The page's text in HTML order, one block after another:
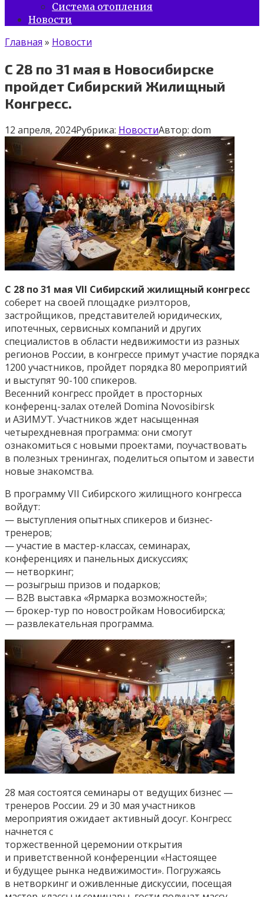
Система отопления
Новости
Главная » Новости
С 28 по 31 мая в Новосибирске
пройдет Сибирский Жилищный
Конгресс.
12 апреля, 2024Рубрика: НовостиАвтор: dom
С 28 по 31 мая VII Сибирский жилищный конгресс
соберет на своей площадке риэлторов,
застройщиков, представителей юридических,
ипотечных, сервисных компаний и других
специалистов в области недвижимости из разных
регионов России, в конгрессе примут участие порядка
1200 участников, пройдет порядка 80 мероприятий
и выступят 90-100 спикеров.
Весенний конгресс пройдет в просторных
конференц-залах отелей Domina Novosibirsk
и АЗИМУТ. Участников ждет насыщенная
четырехдневная программа: они смогут
ознакомиться с новыми проектами, поучаствовать
в полезных тренингах, поделиться опытом и завести
новые знакомства.
В программу VII Сибирского жилищного конгресса
войдут:
— выступления опытных спикеров и бизнес-
тренеров;
—участие в мастер-классах, семинарах,
конференциях и панельных дискуссиях;
— нетворкинг;
— розыгрыш призов и подарков;
— B2B выставка «Ярмарка возможностей»;
—брокер-тур по новостройкам Новосибирска;
— развлекательная программа.
28 мая состоятся семинары от ведущих бизнес —
тренеров России. 29 и 30 мая участников
мероприятия ожидает активный досуг. Конгресс
начнется с
торжественной церемонии открытия
и приветственной конференции «Настоящее
и будущее рынка недвижимости». Погружаясь
в нетворкинг и оживленные дискуссии, посещая